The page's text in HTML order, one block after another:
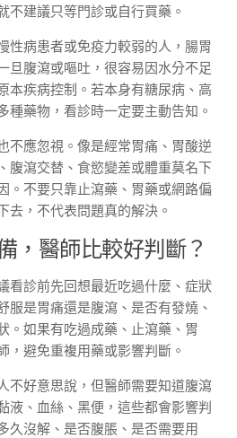
不建議只等門診或自行買藥。
性病患者或免疫力較弱的人，腸胃
旦腹瀉或嘔吐，很容易因水分不足
本疾病控制。若本身有糖尿病、高
種藥物，看診時一定要主動告知。
不應忽視。像是經常胃痛、胃酸逆
腹瀉交替、食慾變差或體重莫名下
。不要只靠止瀉藥、胃藥或網路偏
去，不代表問題真的解決。
，醫師比較好判斷？
看診前先回想最近吃過什麼、症狀
服是胃痛還是腹瀉、是否有發燒、
。如果有吃過成藥、止瀉藥、胃
，避免重複用藥或影響判斷。
不好意思說，但醫師需要知道腹瀉
液、血絲、黑便，這些都會影響判
久沒解、是否腹脹、是否需要用